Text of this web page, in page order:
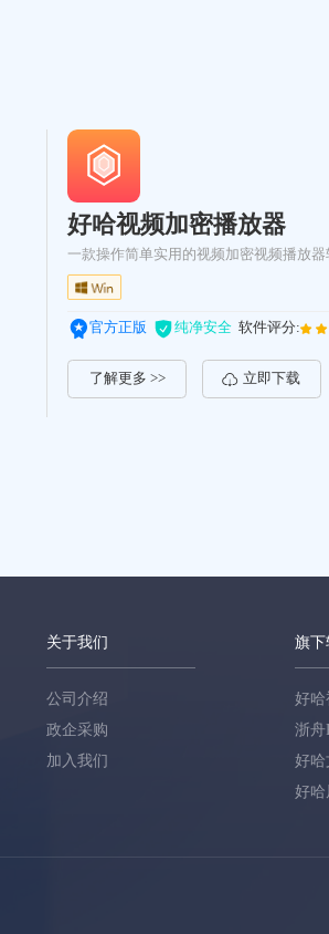
好哈视频加密播放器
一款操作简单实用的视频加密视频播放器
官方正版 纯净安全 软件评分:
了解更多 >> 立即下载
关于我们
公司介绍
政企采购
加入我们
旗下
好哈
浙舟
好哈
好哈